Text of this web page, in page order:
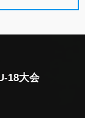
18大会